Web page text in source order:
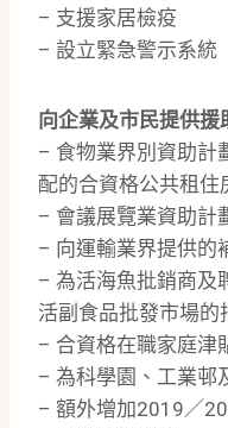
– 支援家居檢疫
– 設立緊急警示系統
向企業及市民提供援
– 食物業界別資助計
配的合資格公共租
– 會議展覽業資助計
– 向運輸業界提供的
– 為活海魚批銷商及
活副食品批發市場的
– 合資格在職家庭津
– 為科學園、工業邨
– 額外增加2019／